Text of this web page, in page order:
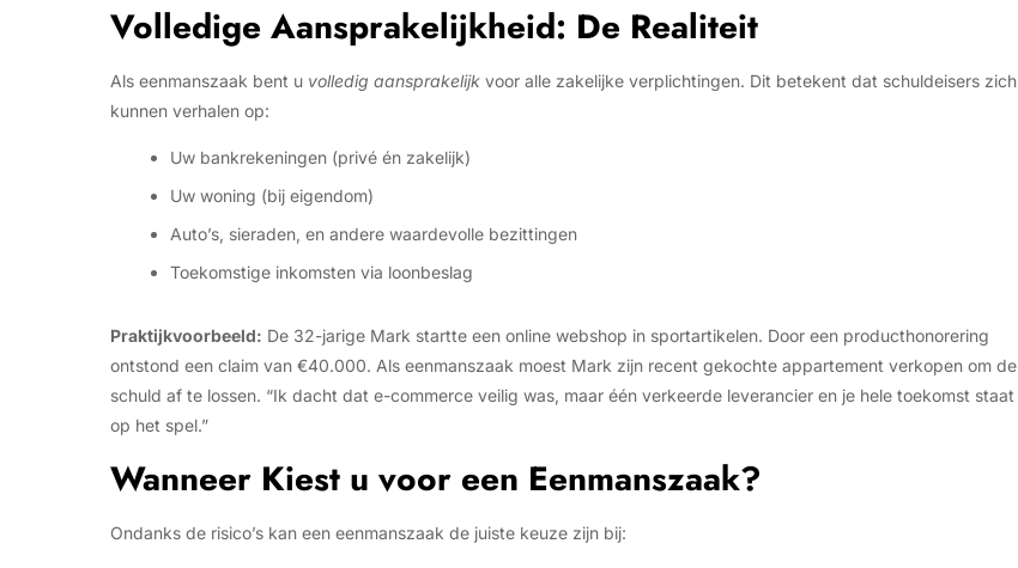
Volledige Aansprakelijkheid: De Realiteit
Als eenmanszaak bent u volledig aansprakelijk voor alle zakelijke verplichtingen. Dit betekent dat schuldeisers zich
kunnen verhalen op:
Uw bankrekeningen (privé én zakelijk)
Uw woning (bij eigendom)
Auto’s, sieraden, en andere waardevolle bezittingen
Toekomstige inkomsten via loonbeslag
Praktijkvoorbeeld: De 32-jarige Mark startte een online webshop in sportartikelen. Door een producthonorering
ontstond een claim van €40.000. Als eenmanszaak moest Mark zijn recent gekochte appartement verkopen om de
schuld af te lossen. “Ik dacht dat e-commerce veilig was, maar één verkeerde leverancier en je hele toekomst staat
op het spel.”
Wanneer Kiest u voor een Eenmanszaak?
Ondanks de risico’s kan een eenmanszaak de juiste keuze zijn bij: